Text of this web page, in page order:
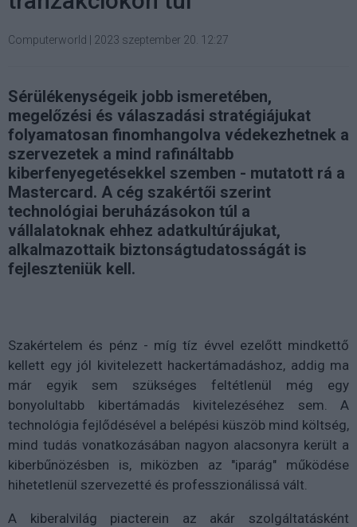
Computerworld 2023 szeptember 20. 12:27
Sérülékenységeik jobb ismeretében,
megelőzési és válaszadási stratégiájukat
folyamatosan finomhangolva védekezhetnek a
szervezetek a mind rafináltabb
kiberfenyegetésekkel szemben - mutatott rá a
Mastercard. A cég szakértői szerint
technológiai beruházásokon túl a
vállalatoknak ehhez adatkultúrájukat,
alkalmazottaik biztonságtudatosságát is
fejleszteniük kell.
Szakértelem és pénz - míg tíz évvel ezelőtt mindkettő
kellett egy jól kivitelezett hackertámadáshoz, addig ma
már egyik sem szükséges feltétlenül még egy
bonyolultabb kibertámadás kivitelezéséhez sem. A
technológia fejlődésével a belépési küszöb mind költség,
mind tudás vonatkozásában nagyon alacsonyra került a
kiberbűnözésben is, miközben az "iparág" működése
hihetetlenül szervezetté és professzionálissá vált.
A kiberalvilág piacterein az akár szolgáltatásként